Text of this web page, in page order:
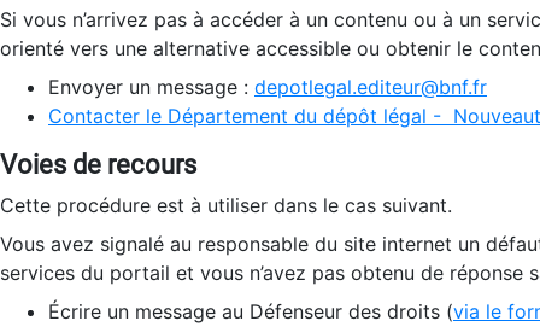
Si vous n’arrivez pas à accéder à un contenu ou à un
orienté vers une alternative accessible ou obtenir le
Envoyer un message : depotlegal.editeur@bnf.fr
Contacter le Département du dépôt légal -
Voies de recours
Cette procédure est à utiliser dans le cas suivant.
Vous avez signalé au responsable du site internet un
services du portail et vous n’avez pas obtenu de réponse
Écrire un message au Défenseur des droits (via le